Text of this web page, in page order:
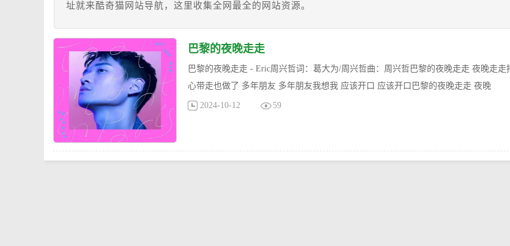
址就来酷奇猫网站导航，这里收集全网最全的网站资源。
巴黎的夜晚走走
巴黎的夜晚走走 - Eric周兴哲词：葛大为/周兴哲曲：周兴哲巴黎的夜晚走走 夜晚走走
心带走也做了 多年朋友 多年朋友我想我 应该开口 应该开口巴黎的夜晚走走 夜晚
2024-10-12 59